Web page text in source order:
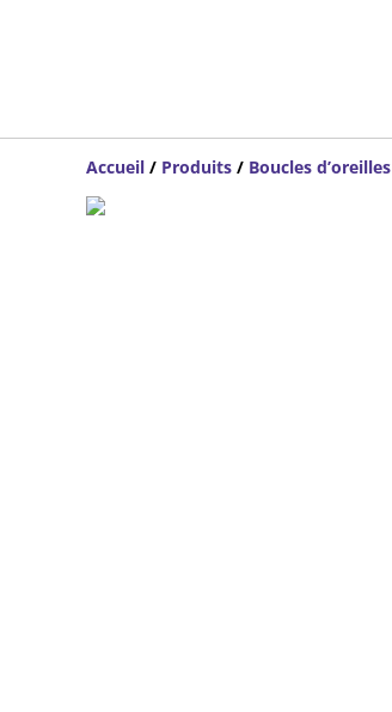
Accueil / Produits / Boucles d’oreilles